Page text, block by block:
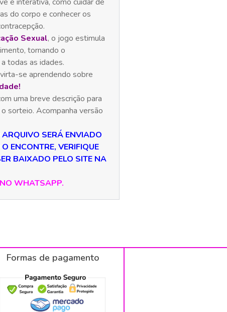
do corpo e conhecer os
Sexual, o jogo estimula
tornando o
todas as idades.
se aprendendo sobre
uma breve descrição para
sorteio. Acompanha versão
SERÁ ENVIADO
ENCONTRE, VERIFIQUE
BAIXADO PELO SITE NA
WHATSAPP.
Formas de pagamento